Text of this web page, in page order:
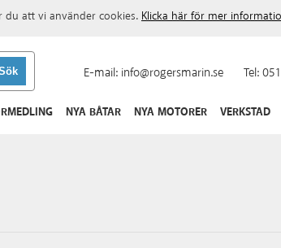
E-mail: info@rogersmarin.se Tel:
NYA BÅTAR NYA MOTORER VERKSTAD
du att vi använder cookies.Klicka här för mer